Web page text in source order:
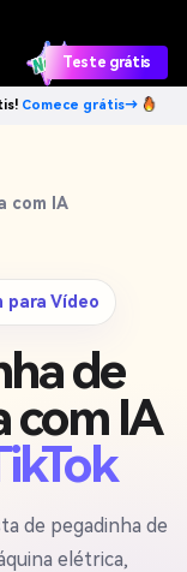
Teste grátis
Comece grátis→
com IA
para Vídeo
de
com IA
de pegadinha de
elétrica,